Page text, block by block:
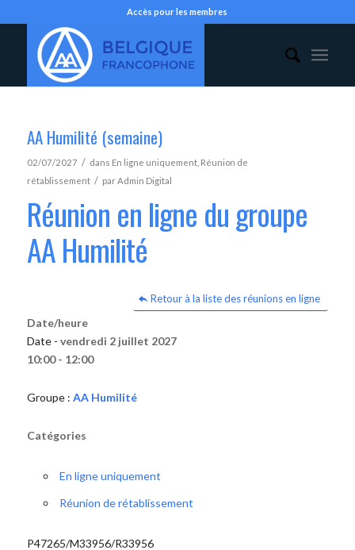
Accès pour les membres
AA Humilité (semaine)
02/07/2027 / dans En ligne uniquement, Réunion de
rétablissement / parAdmin Digital
Réunion en ligne du groupe
AA Humilité
Retour à la liste des réunions en ligne
Date/heure
Date - vendredi 2 juillet 2027
10:00 - 12:00
Groupe : AA Humilité
Catégories
En ligne uniquement
Réunion de rétablissement
P47265/M33956/R33956